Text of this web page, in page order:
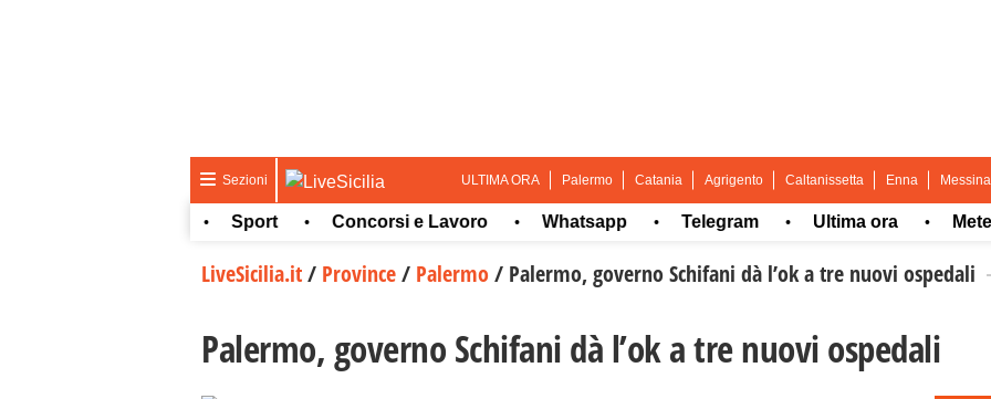
Sezioni ULTIMA ORA Palermo Catania Agrigento Caltanissetta Enna Messina
Sport • Concorsi e Lavoro • Whatsapp • Telegram • Ultima ora • Meteo •
LiveSicilia.it/ Province/ Palermo/ Palermo, governo Schifani dà l’ok a tre nuovi ospedali
Palermo, governo Schifani dà l’ok a tre nuovi ospedali